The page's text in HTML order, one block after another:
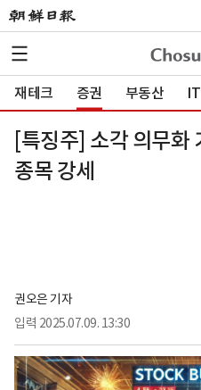
재테크 증권 부동산 IT
[특징주] 소각 의무
종목 강세
권오은 기자
입력 2025.07.09. 13:30